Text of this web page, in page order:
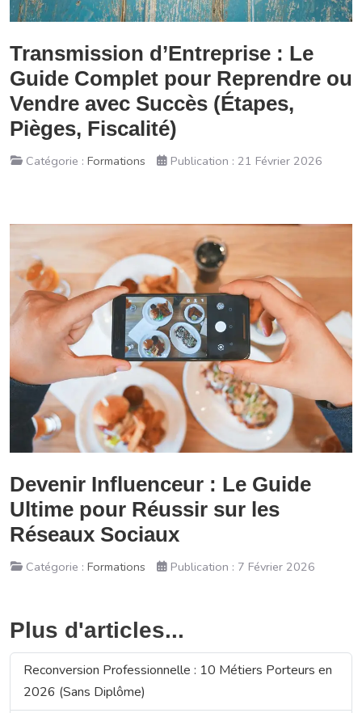
Transmission d’Entreprise : Le
Guide Complet pour Reprendre ou
Vendre avec Succès (Étapes,
Pièges, Fiscalité)
Catégorie : Formations Publication : 21 Février 2026
Devenir Influenceur : Le Guide
Ultime pour Réussir sur les
Réseaux Sociaux
Catégorie : Formations Publication : 7 Février 2026
Plus d'articles...
Reconversion Professionnelle : 10 Métiers Porteurs en
2026 (Sans Diplôme)